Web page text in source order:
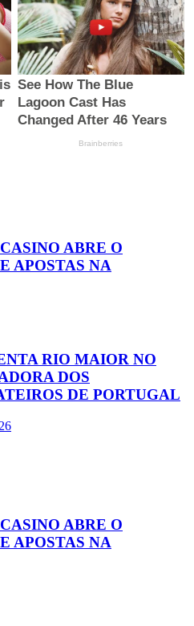
ABRE O
APOSTAS NA
RIO MAIOR NO
DOS
DE PORTUGAL
ABRE O
APOSTAS NA